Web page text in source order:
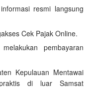
resmi langsung
Cek Pajak Online.
pembayaran
Kepulauan Mentawai
di luar Samsat